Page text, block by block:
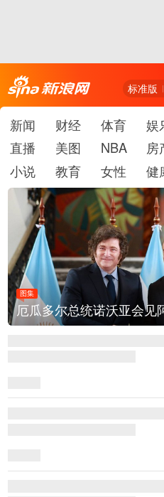
标准版
新闻 财经 体育 娱
直播
美图 NBA 房
小说
教育 女性 健
图集
厄瓜多尔总统诺沃亚会见